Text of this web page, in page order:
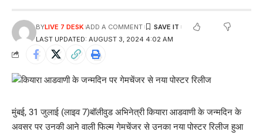
LAST UPDATED: AUGUST 3, 2024 4:02 AM
BYLIVE 7 DESK ADD A COMMENT
मुंबई, 31 जुलाई (लाइव 7)बॉलीवुड अभिनेत्री कियारा आडवाणी के जन्मदिन के
अवसर पर उनकी आने वाली फिल्म गेमचेंजर से उनका नया पोस्टर रिलीज हुआ